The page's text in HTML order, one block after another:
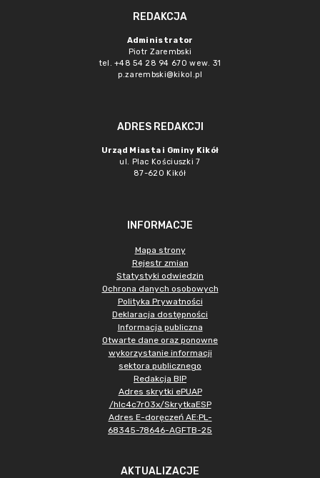
REDAKCJA
Administrator
Piotr Zarembski
tel. +48 54 28 94 670 wew. 31
p.zarembski@kikol.pl
ADRES REDAKCJI
Urząd Miasta i Gminy Kikół
ul. Plac Kościuszki 7
87-620 Kikół
INFORMACJE
Mapa strony
Rejestr zmian
Statystyki odwiedzin
Ochrona danych osobowych
Polityka Prywatności
Deklaracja dostępności
Informacja publiczna
Otwarte dane oraz ponowne
wykorzystanie informacji
sektora publicznego
Redakcja BIP
Adres skrytki ePUAP
/hlc4c7r03x/SkrytkaESP
Adres E-doręczeń AE:PL-
68345-78646-AGFTB-25
AKTUALIZACJE